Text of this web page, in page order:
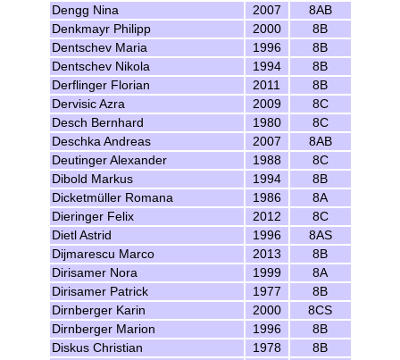
Dengg Nina
2007
8AB
Denkmayr Philipp
2000
8B
Dentschev Maria
1996
8B
Dentschev Nikola
1994
8B
Derflinger Florian
2011
8B
Dervisic Azra
2009
8C
Desch Bernhard
1980
8C
Deschka Andreas
2007
8AB
Deutinger Alexander
1988
8C
Dibold Markus
1994
8B
Dicketmüller Romana
1986
8A
Dieringer Felix
2012
8C
Dietl Astrid
1996
8AS
Dijmarescu Marco
2013
8B
Dirisamer Nora
1999
8A
Dirisamer Patrick
1977
8B
Dirnberger Karin
2000
8CS
Dirnberger Marion
1996
8B
Diskus Christian
1978 8B